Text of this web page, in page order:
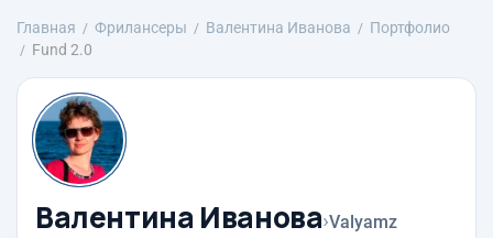
Главная Фрилансеры Валентина Иванова
Портфолио
Fund 2.0
Валентина Иванова›Valyamz